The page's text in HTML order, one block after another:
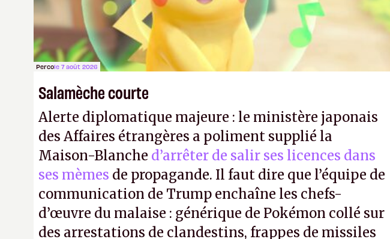
A.
Percole 7 août 2026
Salamèche courte
Alerte diplomatique majeure : le ministère japonais
des Affaires étrangères a poliment supplié la
Maison-Blanche d’arrêter de salir ses licences dans
ses mèmes de propagande. Il faut dire que l’équipe de
communication de Trump enchaîne les chefs-
d’œuvre du malaise : générique de Pokémon collé sur
des arrestations de clandestins, frappes de missiles